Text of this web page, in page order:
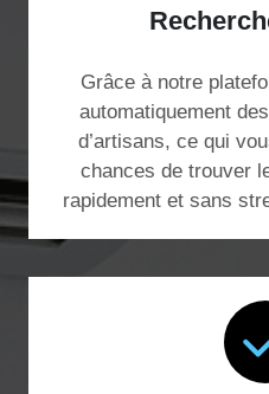
Grâce à notre
automatiquement
d’artisans, ce qui
chances de trouver
rapidement et sans